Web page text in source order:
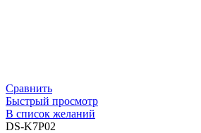
Сравнить
Быстрый просмотр
В список желаний
DS-K7P02